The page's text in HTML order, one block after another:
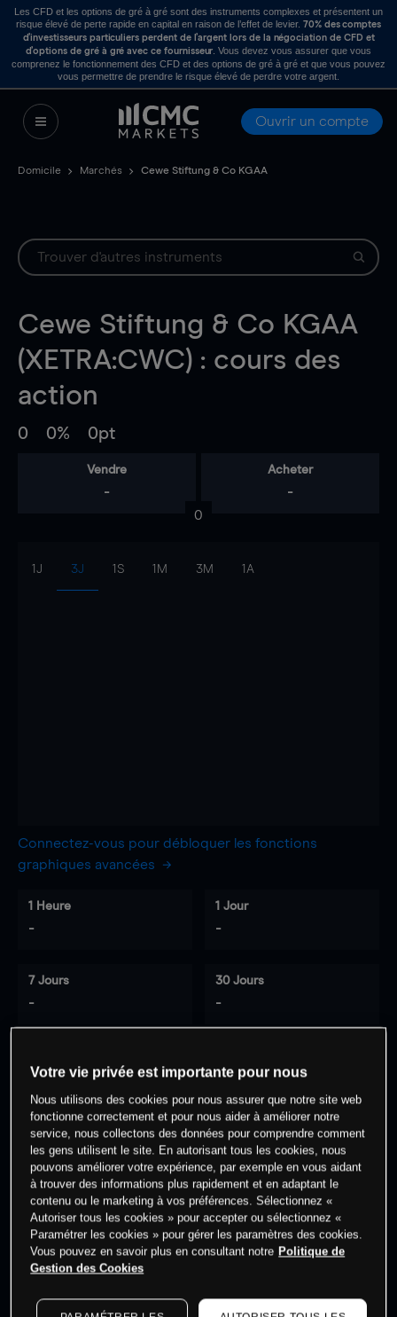
Les CFD et les options de gré à gré sont des instruments complexes et présentent un
risque élevé de perte rapide en capital en raison de l’effet de levier. 70% des comptes
d’investisseurs particuliers perdent de l’argent lors de la négociation de CFD et
d’options de gré à gré avec ce fournisseur . Vous devez vous assurer que vous
comprenez le fonctionnement des CFD et des options de gré à gré et que vous pouvez
vous permettre de prendre le risque élevé de perdre votre argent.
Ouvrir un compte
Domicile Marchés Cewe Stiftung & Co KGAA
Cewe Stiftung & Co KGAA
(XETRA:CWC) : cours des
action
0 0% 0pt
Vendre
-
Acheter
-
0
1J 3J 1S 1M 3M 1A
Connectez-vous pour débloquer les fonctions
graphiques avancées
1 Heure
-
1 Jour
-
7 Jours
-
30 Jours
-
0% des clients ont une position à
cet actif
Commencez à trader
Les prix sont indicatifs.
dernières données du marché.Log into see latest
Votre vie privée est importante pour nous
Nous utilisons des cookies pour nous assurer que notre site web
fonctionne correctement et pour nous aider à améliorer notre
service, nous collectons des données pour comprendre comment
les gens utilisent le site. En autorisant tous les cookies, nous
pouvons améliorer votre expérience, par exemple en vous aidant
à trouver des informations plus rapidement et en adaptant le
contenu ou le marketing à vos préférences. Sélectionnez «
Autoriser tous les cookies » pour accepter ou sélectionnez «
Paramétrer les cookies » pour gérer les paramètres des cookies.
Vous pouvez en savoir plus en consultant notre Politique de
Gestion des Cookies